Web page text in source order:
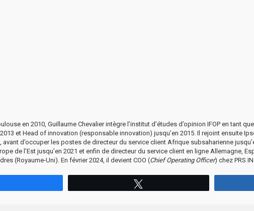
en 2010, Guillaume Chevalier intègre l’institut d’études d’opinion IFOP en tant
et Head of innovation (responsable innovation) jusqu’en 2015. Il rejoint ensuite
avant d’occuper les postes de directeur du service client Afrique subsaharienne
de l’Est jusqu’en 2021 et enfin de directeur du service client en ligne Allemagne,
(Royaume-Uni). En février 2024, il devient COO (Chief Operating Officer) chez PRS